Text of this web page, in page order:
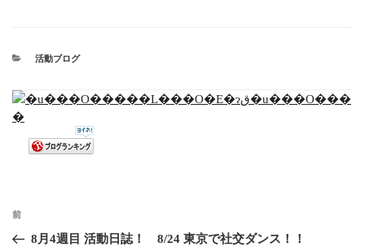
活動ブログ
前
8月4週目 活動日誌！ 8/24 東京で社交ダンス！！